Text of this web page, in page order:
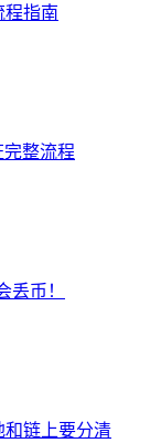
程指南
整流程
丢币！
和链上要分清